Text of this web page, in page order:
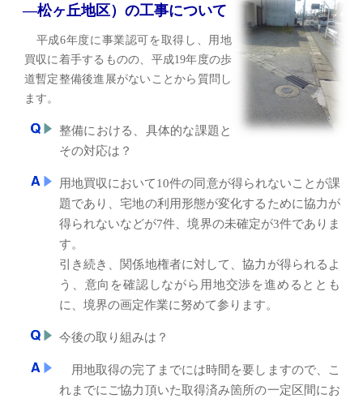
―松ヶ丘地区）の工事について
平成6年度に事業認可を取得し、用地
買収に着手するものの、平成19年度の歩
道暫定整備後進展がないことから質問し
ます。
整備における、具体的な課題と
その対応は？
用地買収において10件の同意が得られないことが課
題であり、宅地の利用形態が変化するために協力が
得られないなどが7件、境界の未確定が3件でありま
す。
引き続き、関係地権者に対して、協力が得られるよ
う、意向を確認しながら用地交渉を進めるととも
に、境界の画定作業に努めて参ります。
今後の取り組みは？
用地取得の完了までには時間を要しますので、こ
れまでにご協力頂いた取得済み箇所の一定区間にお